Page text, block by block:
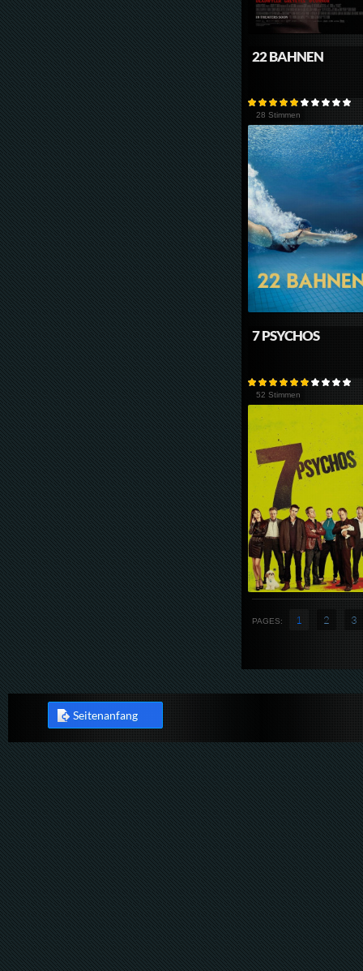
22 BAHNEN
28 Stimmen
7 PSYCHOS
52 Stimmen
PAGES: 1 2 3
Seitenanfang